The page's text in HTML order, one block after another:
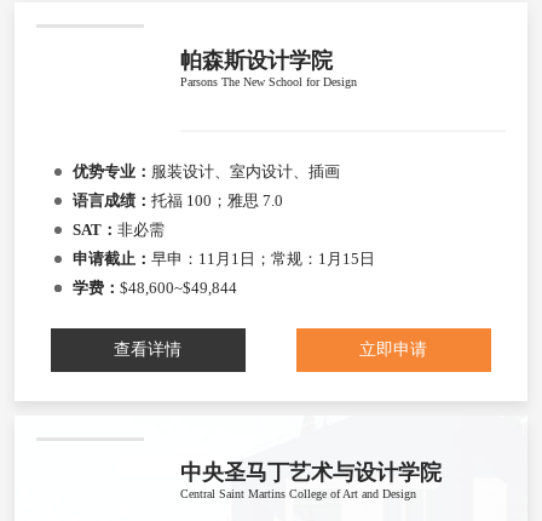
帕森斯设计学院
Parsons The New School for Design
优势专业： 服装设计、室内设计、插画
语言成绩： 托福 100；雅思 7.0
SAT： 非必需
申请截止： 早申：11月1日；常规：1月15日
学费： $48,600~$49,844
查看详情 立即申请
中央圣马丁艺术与设计学院
Central Saint Martins College of Art and Design